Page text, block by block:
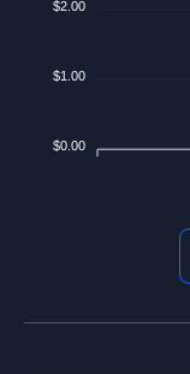
$2.00
$1.00
$0.00